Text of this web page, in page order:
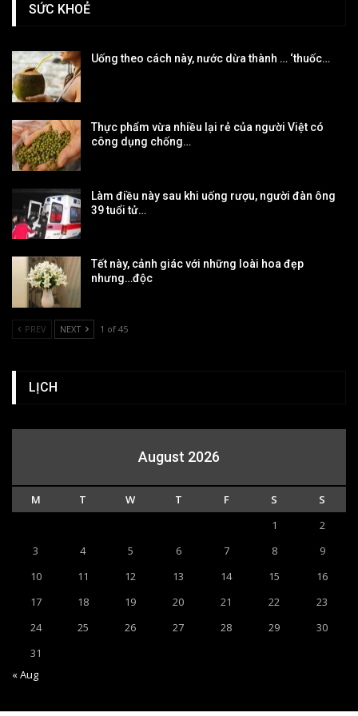
SỨC KHOẺ
Uống theo cách này, nước dừa thành … ‘thuốc…
Thực phẩm vừa nhiều lại rẻ của người Việt có
công dụng chống…
Làm điều này sau khi uống rượu, người đàn ông
39 tuổi tử…
Tết này, cảnh giác với những loài hoa đẹp
nhưng…độc
PREV NEXT 1 of 45
LỊCH
August 2026
M T W T F S
S
1
2
3
4 5 6 7 8
9
10
11 12 13 14 15
16
17
18 19 20 21 22
23
24
25 26 27 28 29
30
31
« Aug